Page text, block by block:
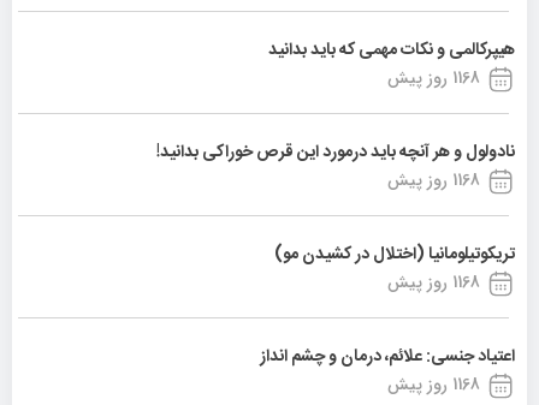
هیپرکالمی و نکات مهمی که باید بدانید
1168 روز پیش
نادولول و هر آنچه باید درمورد این قرص خوراکی بدانید!
1168 روز پیش
تریکوتیلومانیا (اختلال در کشیدن مو)
1168 روز پیش
اعتیاد جنسی: علائم، درمان و چشم انداز
1168 روز پیش